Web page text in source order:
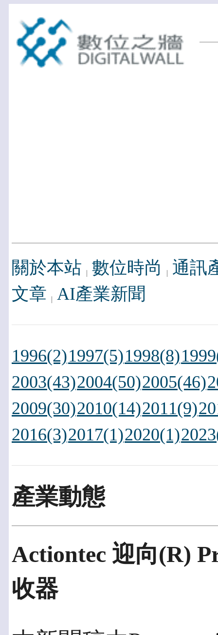
關於本站 數位時尚
通訊
文章 AI產業新聞
1996(2)1997(5)1998(8)
2003(43)2004(50)2005(46)
2009(30)2010(14)2011(9)
2016(3)2017(1)2020(1)
產業動態
Actiontec 迎向(R)
收器